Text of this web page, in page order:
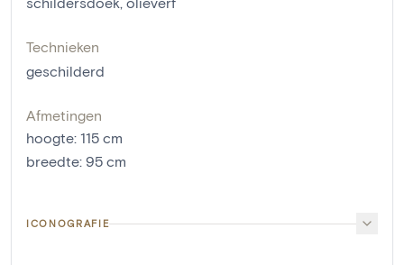
Technieken
geschilderd
Afmetingen
hoogte: 115 cm
breedte: 95 cm
ICONOGRAFIE